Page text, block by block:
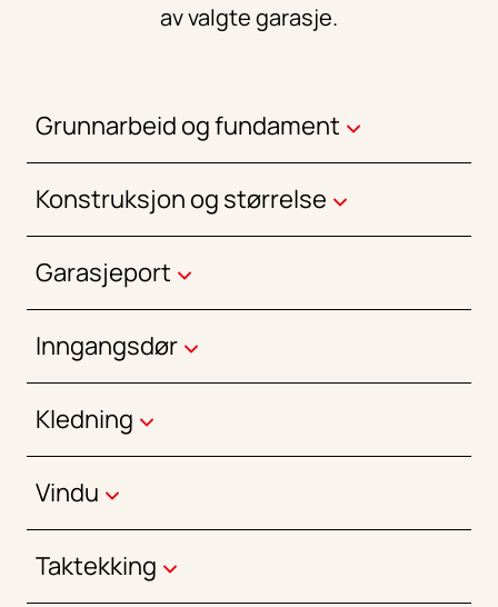
av valgte garasje.
Grunnarbeid og fundament
Konstruksjon og størrelse
Garasjeport
Inngangsdør
Kledning
Vindu
Taktekking